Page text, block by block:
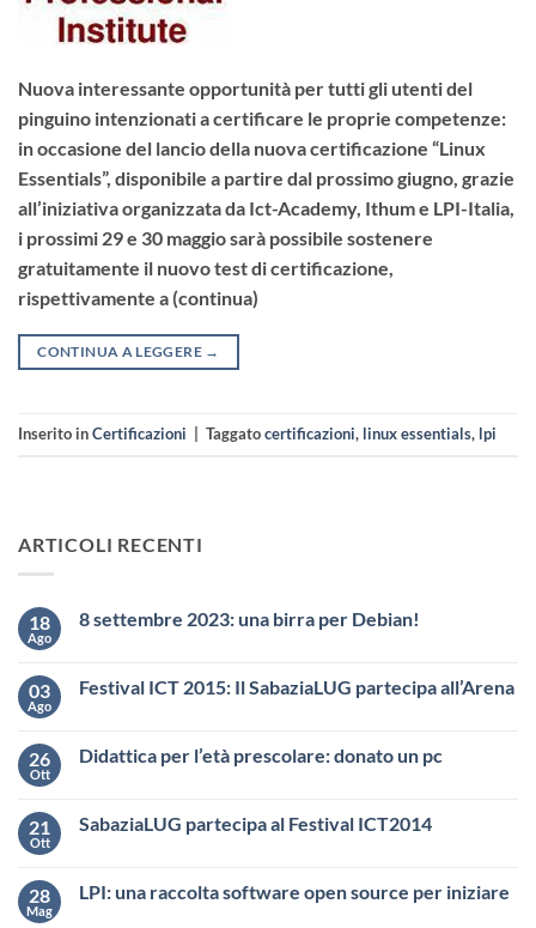
Nuova interessante opportunità per tutti gli utenti del
pinguino intenzionati a certificare le proprie competenze:
in occasione del lancio della nuova certificazione “Linux
Essentials”, disponibile a partire dal prossimo giugno, grazie
all’iniziativa organizzata da Ict-Academy, Ithum e LPI-Italia,
i prossimi 29 e 30 maggio sarà possibile sostenere
gratuitamente il nuovo test di certificazione,
rispettivamente a (continua)
CONTINUA A LEGGERE →
Inserito inCertificazioni Taggatocertificazioni, linux essentials, lpi
ARTICOLI RECENTI
18
Ago
8 settembre 2023: una birra per Debian!
03
Ago
Festival ICT 2015: Il SabaziaLUG partecipa all’Arena
26
Ott
Didattica per l’età prescolare: donato un pc
21
Ott
SabaziaLUG partecipa al Festival ICT2014
28
Mag
LPI: una raccolta software open source per iniziare